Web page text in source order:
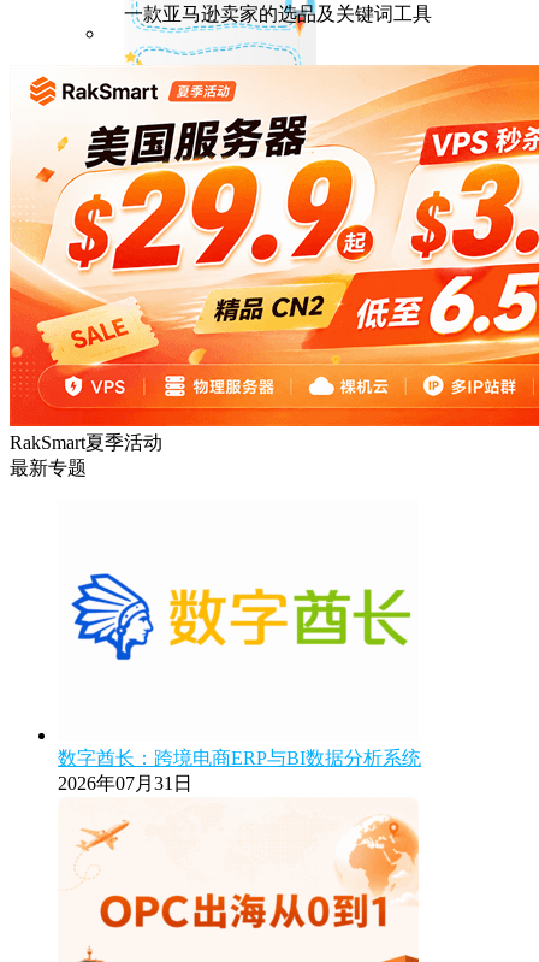
一款亚马逊卖家的选品及关键词工具
性能出众的高性价比美国主机，年付六折
DMIT
专注于高品质线路的VPS云服务器
RakSmart夏季活动
最新专题
数字酋长：跨境电商ERP与BI数据分析系统
2026年07月31日